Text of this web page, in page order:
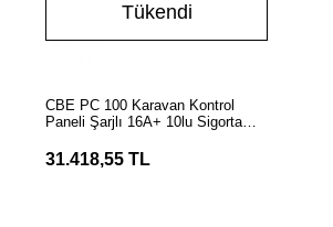
Tükendi
CBE PC 100 Karavan Kontrol
Paneli Şarjlı 16A+ 10lu Sigorta
31.418,55 TL